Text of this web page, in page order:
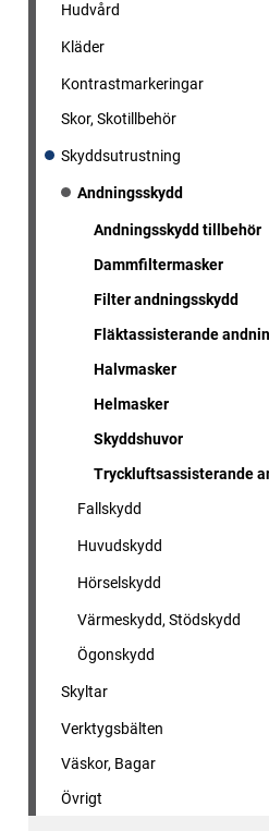
Hudvård
Kläder
Kontrastmarkeringar
Skor, Skotillbehör
Skyddsutrustning
Andningsskydd
Andningsskydd tillbehör
Dammfiltermasker
Filter andningsskydd
Fläktassisterande
Halvmasker
Helmasker
Skyddshuvor
Tryckluftsassisterande
Fallskydd
Huvudskydd
Hörselskydd
Värmeskydd, Stödskydd
Ögonskydd
Skyltar
Verktygsbälten
Väskor, Bagar
Övrigt